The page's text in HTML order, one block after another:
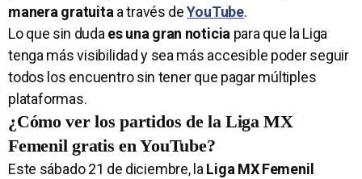
manera gratuitaa través deYouTube.
Lo que sin dudaes una gran noticia para que la Liga
tenga más visibilidad y sea más accesible poder seguir
todos los encuentro sin tener que pagar múltiples
plataformas.
¿Cómo ver los partidos de la Liga MX
Femenil gratis en YouTube?
Este sábado 21 de diciembre, laLiga MX Femenil